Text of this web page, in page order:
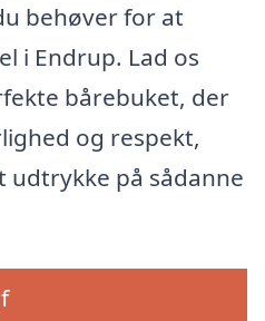
behøver for at
i Endrup. Lad os
bårebuket, der
og respekt,
udtrykke på sådanne